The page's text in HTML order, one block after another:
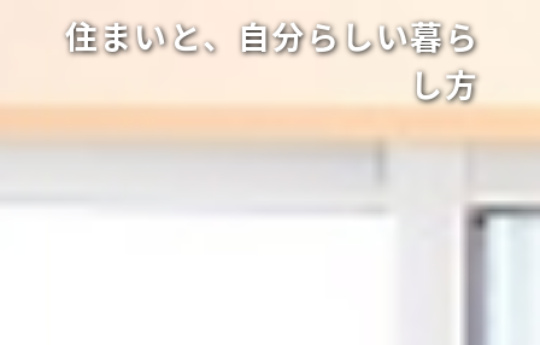
住まいと、自分らしい暮ら
し方